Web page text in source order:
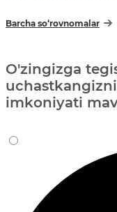
Barcha so‘rovnomalar
O'zingizga
imkoniyati